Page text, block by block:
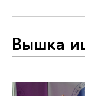
Вышка